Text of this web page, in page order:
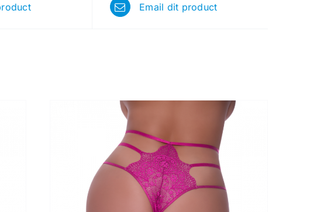
Email dit product